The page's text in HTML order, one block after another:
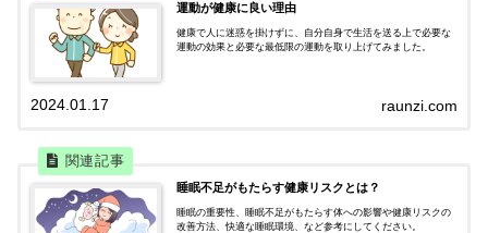
運動が健康に良い理由
健康で人に迷惑を掛けずに、自分自身で生活を送る上で必要な
運動の効果と必要な最低限の運動を取り上げてみました。
raunzi.com
2024.01.17
睡眠不足がもたらす健康リスクとは？
睡眠の重要性、睡眠不足がもたらす体への影響や健康リスクの
改善方法、快適な睡眠環境、など参考にしてください。